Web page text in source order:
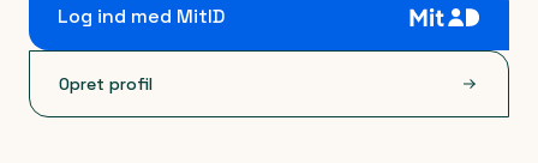
Log ind med MitID
Opret profil